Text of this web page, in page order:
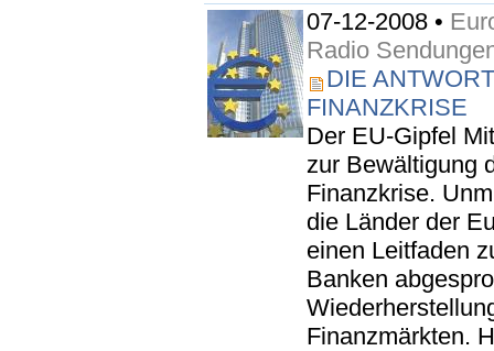
07-12-2008 •
Radio
DIE
FINANZKRISE
Der EU-Gipfel
zur Bewältigung
Finanzkrise.
die Länder der
einen Leitfaden
Banken
Finanzmärkten.